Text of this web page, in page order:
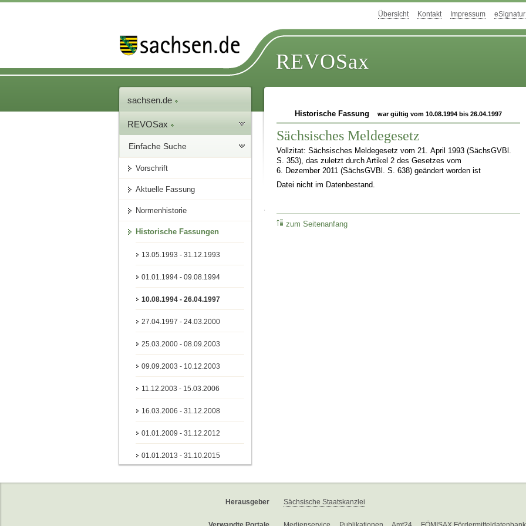
Übersicht Kontakt Impressum eSignatur
REVOSax
sachsen.de
REVOSax
Einfache Suche
Vorschrift
Aktuelle Fassung
Normenhistorie
Historische Fassungen
13.05.1993 - 31.12.1993
01.01.1994 - 09.08.1994
10.08.1994 - 26.04.1997
27.04.1997 - 24.03.2000
25.03.2000 - 08.09.2003
09.09.2003 - 10.12.2003
11.12.2003 - 15.03.2006
16.03.2006 - 31.12.2008
01.01.2009 - 31.12.2012
01.01.2013 - 31.10.2015
Historische Fassung war gültig vom 10.08.1994 bis 26.04.1997
Sächsisches Meldegesetz
Vollzitat: Sächsisches Meldegesetz vom 21. April 1993 (SächsGVBl.
S. 353), das zuletzt durch Artikel 2 des Gesetzes vom
6. Dezember 2011 (SächsGVBl. S. 638) geändert worden ist
Datei nicht im Datenbestand.
zum Seitenanfang
Herausgeber Sächsische Staatskanzlei